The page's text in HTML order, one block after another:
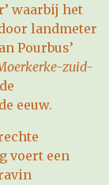
waarbij het
landmeter
Pourbus’
zuid-
eeuw.
voert een